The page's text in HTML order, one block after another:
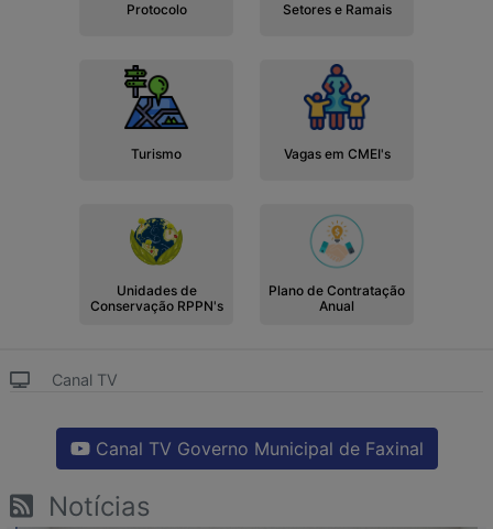
Protocolo Setores e Ramais
Turismo Vagas em CMEI's
Unidades de
Conservação RPPN's
Plano de Contratação
Anual
Canal TV
Canal TV Governo Municipal de Faxinal
Notícias